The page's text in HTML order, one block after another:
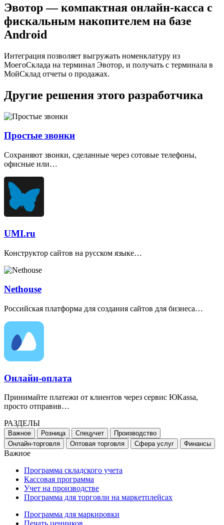
Эвотор — компактная онлайн-касса с
фискальным накопителем на базе
Android
Интеграция позволяет выгружать номенклатуру из
МоегоСклада на терминал Эвотор, и получать с терминала в
МойСклад отчеты о продажах.
Другие решения этого разработчика
Простые звонки
Сохраняют звонки, сделанные через сотовые телефоны,
офисные или…
UMI.ru
Конструктор сайтов на русском языке…
Nethouse
Российская платформа для создания сайтов для бизнеса…
Онлайн-оплата
Принимайте платежи от клиентов через сервис ЮKassa,
просто отправив…
РАЗДЕЛЫ
Важное Розница Спецучет
Производство
Онлайн-торговля
Оптовая торговля Сфера услуг Финансы
Важное
Программа складского учета
Кассовая программа
Учет на производстве
Программа для торговли на маркетплейсах
Программа для маркировки